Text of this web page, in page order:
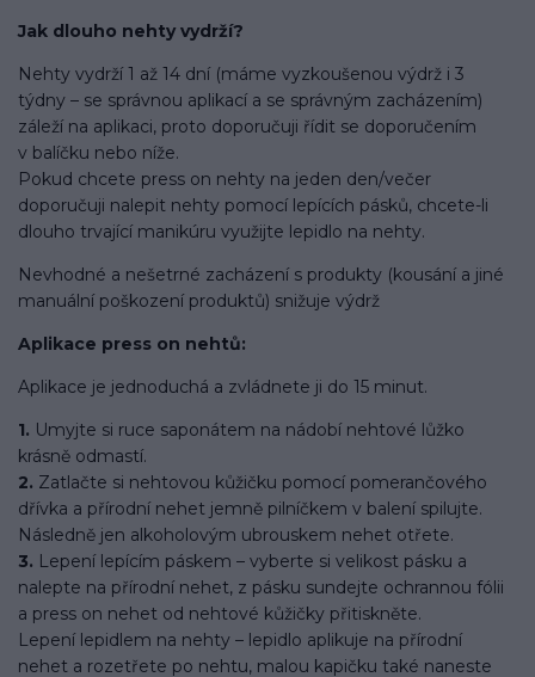
Jak dlouho nehty vydrží?
Nehty vydrží 1 až 14 dní (máme vyzkoušenou výdrž i 3
týdny – se správnou aplikací a se správným zacházením)
záleží na aplikaci, proto doporučuji řídit se doporučením
v balíčku nebo níže.
Pokud chcete press on nehty na jeden den/večer
doporučuji nalepit nehty pomocí lepících pásků, chcete-li
dlouho trvající manikúru využijte lepidlo na nehty.
Nevhodné a nešetrné zacházení s produkty (kousání a jiné
manuální poškození produktů) snižuje výdrž
Aplikace press on nehtů:
Aplikace je jednoduchá a zvládnete ji do 15 minut.
1. Umyjte si ruce saponátem na nádobí nehtové lůžko
krásně odmastí.
2. Zatlačte si nehtovou kůžičku pomocí pomerančového
dřívka a přírodní nehet jemně pilníčkem v balení spilujte.
Následně jen alkoholovým ubrouskem nehet otřete.
3. Lepení lepícím páskem – vyberte si velikost pásku a
nalepte na přírodní nehet, z pásku sundejte ochrannou fólii
a press on nehet od nehtové kůžičky přitiskněte.
Lepení lepidlem na nehty – lepidlo aplikuje na přírodní
nehet a rozetřete po nehtu, malou kapičku také naneste